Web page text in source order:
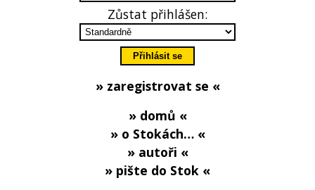
Zůstat přihlášen:
» zaregistrovat se «
» domů «
» o Stokách… «
» autoři «
» pište do Stok «